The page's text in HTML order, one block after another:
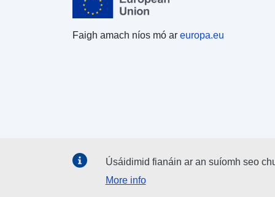
Faigh amach níos mó ar europa.eu
Úsáidimid fianáin ar an suíomh seo
More info